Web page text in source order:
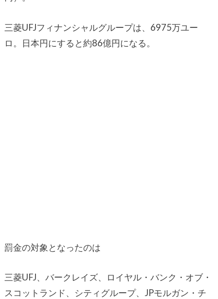
三菱UFJフィナンシャルグループは、6975万ユー
ロ。日本円にすると約86億円になる。
罰金の対象となったのは
三菱UFJ、バークレイズ、ロイヤル・バンク・オブ・
スコットランド、シティグループ、JPモルガン・チ